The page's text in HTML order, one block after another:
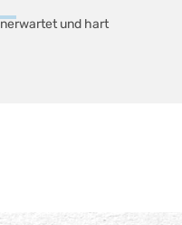
und hart